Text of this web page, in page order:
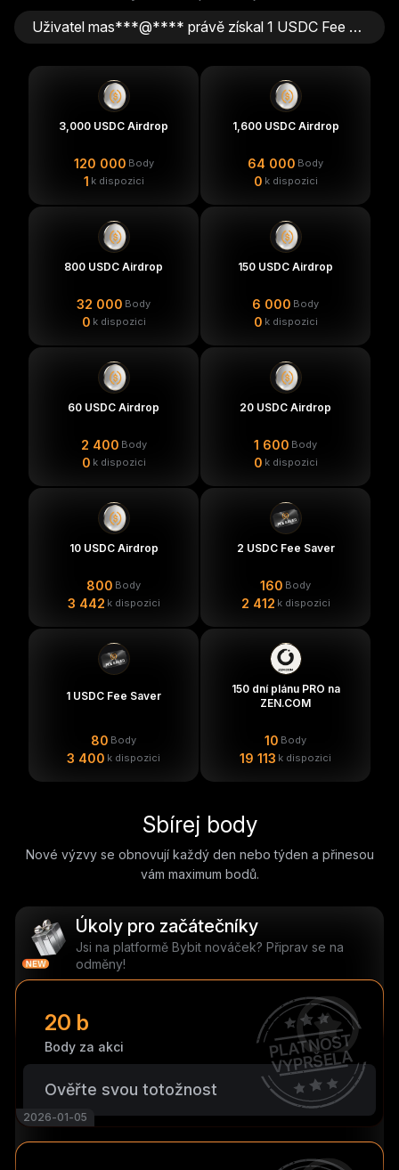
Uživatel inf***@**** právě získal 150 dní plánu PRO na ZEN.COM
3,000 USDC Airdrop
120 000 Body
1 k dispozici
1,600 USDC Airdrop
64 000 Body
0 k dispozici
800 USDC Airdrop
32 000 Body
0 k dispozici
150 USDC Airdrop
6 000 Body
0 k dispozici
60 USDC Airdrop
2 400 Body
0 k dispozici
20 USDC Airdrop
1 600 Body
0 k dispozici
10 USDC Airdrop
800 Body
3 442 k dispozici
2 USDC Fee Saver
160 Body
2 412 k dispozici
1 USDC Fee Saver
80 Body
3 400 k dispozici
150 dní plánu PRO na
ZEN.COM
10 Body
19 113 k dispozici
Sbírej body
Nové výzvy se obnovují každý den nebo týden a přinesou
vám maximum bodů.
Úkoly pro začátečníky
Jsi na platformě Bybit nováček? Připrav se na
odměny!
20 b
Body za akci
Ověřte svou totožnost
PLATNOST
VYPRŠELA
2026-01-05